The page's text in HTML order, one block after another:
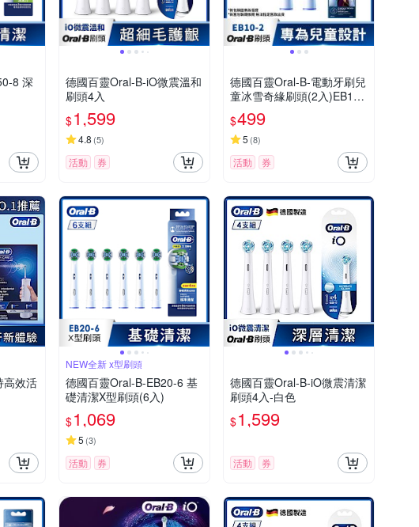
8 深
德國百靈Oral-B-iO微震溫和
刷頭4入
$1,599
4.8 (5)
活動 券
德國百靈Oral-B-電動牙刷兒
童冰雪奇緣刷頭(2入)EB10-
2 歐樂B
$499
5 (8)
活動 券
高效活
NEW全新 x型刷頭
德國百靈Oral-B-EB20-6 基
礎清潔X型刷頭(6入)
$1,069
5 (3)
活動 券
德國百靈Oral-B-iO微震清潔
刷頭4入-白色
$1,599
活動 券